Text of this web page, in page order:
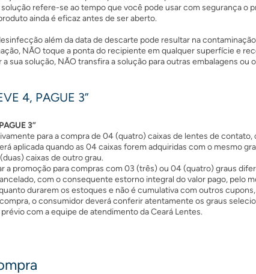
solução refere-se ao tempo que você pode usar com segurança
ainda é eficaz antes de ser aberto.
além da data de descarte pode resultar na
NÃO toque a ponta do recipiente em qualquer superfície e
a sua solução, NÃO transfira a solução para outras embalagens ou
4, PAGUE 3”
3”
para a compra de 04 (quatro) caixas de lentes de
aplicada quando as 04 caixas forem adquiridas com o mesmo
caixas de outro grau.
a promoção para compras com 03 (três) ou 04 (quatro) graus
com o consequente estorno integral do valor pago, pelo
durarem os estoques e não é cumulativa com outros
o consumidor deverá conferir atentamente os graus
com a equipe de atendimento da Ceará Lentes.